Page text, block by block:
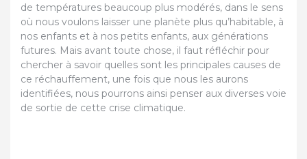
de températures beaucoup plus modérés, dans le sens
où nous voulons laisser une planète plus qu’habitable, à
nos enfants et à nos petits enfants, aux générations
futures. Mais avant toute chose, il faut réfléchir pour
chercher à savoir quelles sont les principales causes de
ce réchauffement, une fois que nous les aurons
identifiées, nous pourrons ainsi penser aux diverses voie
de sortie de cette crise climatique.